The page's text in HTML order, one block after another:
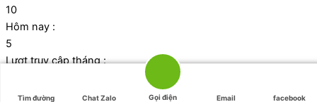
Tìm đường Chat Zalo Gọi điện Email facebook
10
Hôm nay :
5
Lượt truy cập tháng :
Tổng lượt truy cập: